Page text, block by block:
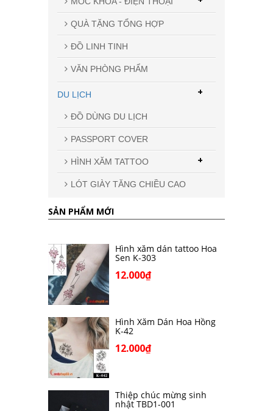
QUÀ TẶNG TỔNG HỢP
ĐỒ LINH TINH
VĂN PHÒNG PHẨM
DU LỊCH
ĐỒ DÙNG DU LỊCH
PASSPORT COVER
HÌNH XĂM TATTOO +
LÓT GIÀY TĂNG CHIỀU CAO
+
SẢN PHẨM MỚI
Hình xăm dán tattoo Hoa
Sen K-303
12.000₫
Hình Xăm Dán Hoa Hồng
K-42
12.000₫
Thiệp chúc mừng sinh
nhật TBD1-001